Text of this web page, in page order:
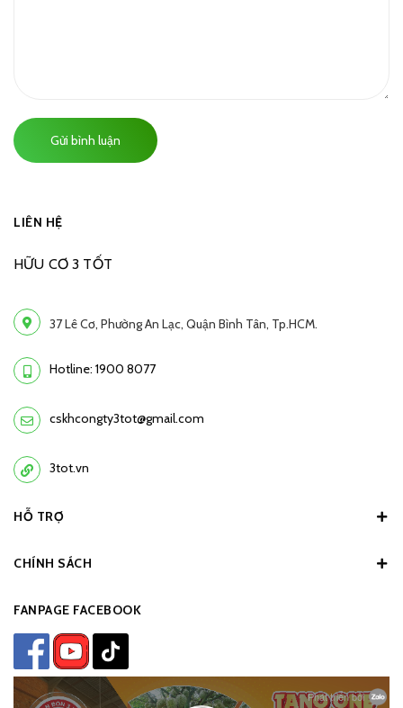
Gửi bình luận
LIÊN HỆ
HỮU CƠ 3 TỐT
37 Lê Cơ, Phường An Lạc, Quận Bình Tân, Tp.HCM.
Hotline: 1900 8077
cskhcongty3tot@gmail.com
3tot.vn
HỖ TRỢ
CHÍNH SÁCH
FANPAGE FACEBOOK